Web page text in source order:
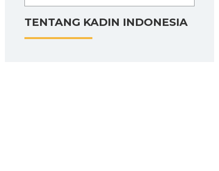
TENTANG KADIN INDONESIA